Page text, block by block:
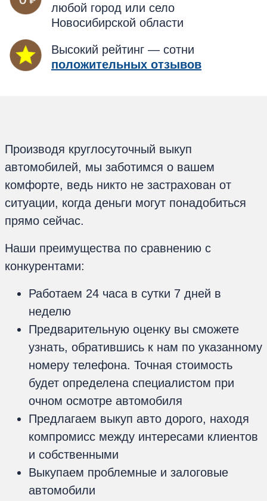
любой город или село
Новосибирской области
Высокий рейтинг — сотни
положительных отзывов
Производя круглосуточный выкуп
автомобилей, мы заботимся о вашем
комфорте, ведь никто не застрахован от
ситуации, когда деньги могут понадобиться
прямо сейчас.
Наши преимущества по сравнению с
конкурентами:
Работаем 24 часа в сутки 7 дней в
неделю
Предварительную оценку вы сможете
узнать, обратившись к нам по указанному
номеру телефона. Точная стоимость
будет определена специалистом при
очном осмотре автомобиля
Предлагаем выкуп авто дорого, находя
компромисс между интересами клиентов
и собственными
Выкупаем проблемные и залоговые
автомобили